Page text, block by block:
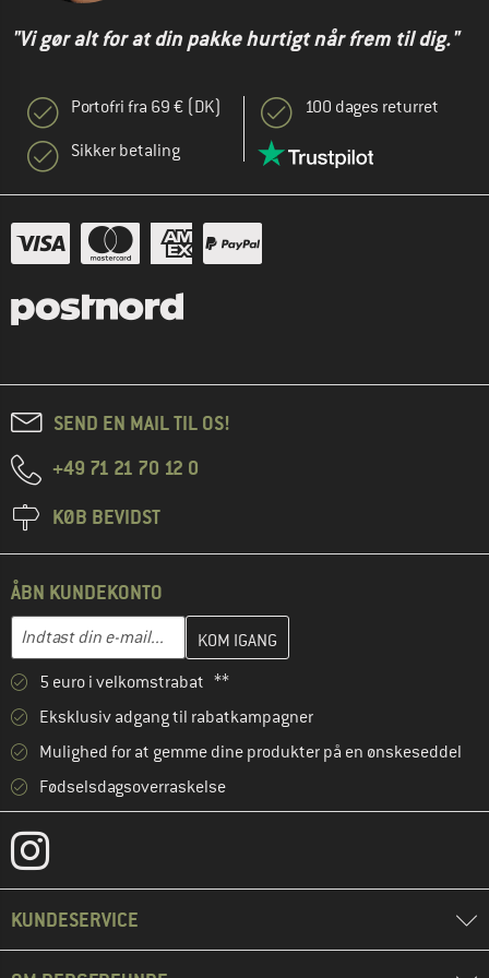
"Vi gør alt for at din pakke hurtigt når frem til dig."
Portofri fra 69 € (DK)
Sikker betaling
100 dages returret
SEND EN MAIL TIL OS!
+49 71 21 70 12 0
KØB BEVIDST
ÅBN KUNDEKONTO
E-mail-adresse
Indtast din e-mailadresse her, og opret i næste trin din
5 euro i velkomstrabat **
Eksklusiv adgang til rabatkampagner
Mulighed for at gemme dine produkter på en ønskeseddel
Fødselsdagsoverraskelse
KUNDESERVICE